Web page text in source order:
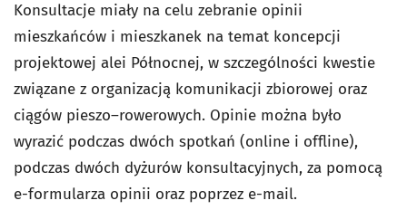
Konsultacje miały na celu zebranie opinii
mieszkańców i mieszkanek na temat koncepcji
projektowej alei Północnej, w szczególności kwestie
związane z organizacją komunikacji zbiorowej oraz
ciągów pieszo–rowerowych. Opinie można było
wyrazić podczas dwóch spotkań (online i offline),
podczas dwóch dyżurów konsultacyjnych, za pomocą
e-formularza opinii oraz poprzez e-mail.